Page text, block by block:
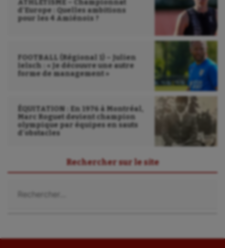
ATHLÉTISME – Championnat
d’Europe : Quelles ambitions
pour les 4 Amiénois ?
FOOTBALL (Régional 1) – Julien
Ielsch : « Je découvre une autre
forme de management »
ÉQUITATION : En 1976 à Montréal,
Marc Roguet devient champion
olympique par équipes en sauts
d’obstacles
Rechercher sur le site